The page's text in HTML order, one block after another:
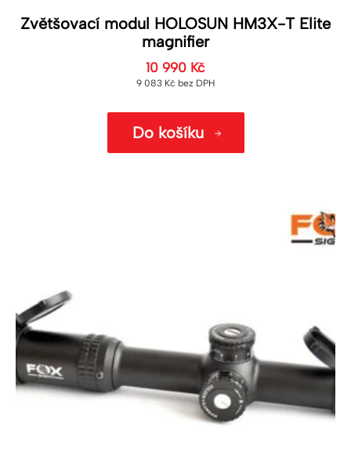
Zvětšovací modul HOLOSUN HM3X-T Elite
magnifier
10 990 Kč
9 083 Kč bez DPH
Do košíku